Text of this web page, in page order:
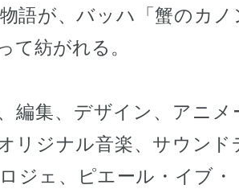
語が、バッハ「蟹のカノ
て紡がれる。
編集、デザイン、アニメ
リジナル音楽、サウンド
ジェ、ピエール・イブ・